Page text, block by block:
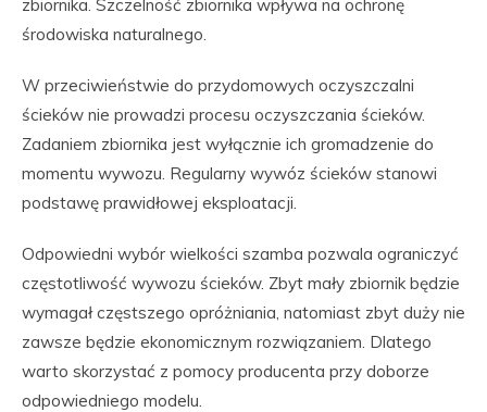
zbiornika. Szczelność zbiornika wpływa na ochronę
środowiska naturalnego.
W przeciwieństwie do przydomowych oczyszczalni
ścieków nie prowadzi procesu oczyszczania ścieków.
Zadaniem zbiornika jest wyłącznie ich gromadzenie do
momentu wywozu. Regularny wywóz ścieków stanowi
podstawę prawidłowej eksploatacji.
Odpowiedni wybór wielkości szamba pozwala ograniczyć
częstotliwość wywozu ścieków. Zbyt mały zbiornik będzie
wymagał częstszego opróżniania, natomiast zbyt duży nie
zawsze będzie ekonomicznym rozwiązaniem. Dlatego
warto skorzystać z pomocy producenta przy doborze
odpowiedniego modelu.